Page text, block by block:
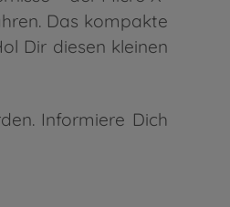
Das kompakte
Dir diesen kleinen
Informiere Dich